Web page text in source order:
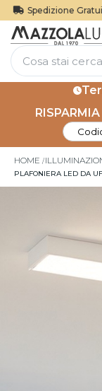
Spedizione Gratuita
HOME
PLAFONIERA LED DA